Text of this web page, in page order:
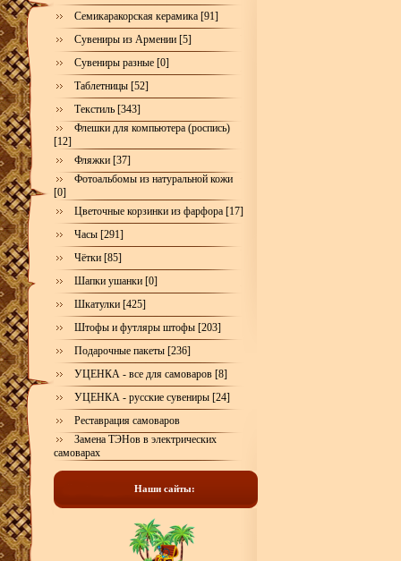
Семикаракорская керамика [91]
Сувениры из Армении [5]
Сувениры разные [0]
Таблетницы [52]
Текстиль [343]
Флешки для компьютера (роспись)
[12]
Фляжки [37]
Фотоальбомы из натуральной кожи
[0]
Цветочные корзинки из фарфора [17]
Часы [291]
Чётки [85]
Шапки ушанки [0]
Шкатулки [425]
Штофы и футляры штофы [203]
Подарочные пакеты [236]
УЦЕНКА - все для самоваров [8]
УЦЕНКА - русские сувениры [24]
Реставрация самоваров
Замена ТЭНов в электрических
самоварах
Наши сайты: